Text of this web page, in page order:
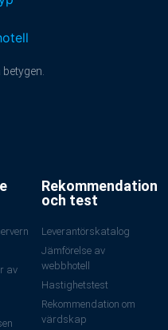
av
Rekommendation
och test
Leverantörskatalog
Jämförelse av
webbhotell
Hastighetstest
Rekommendation om
värdskap